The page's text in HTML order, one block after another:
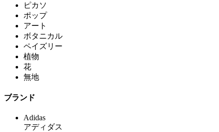
ピカソ
ポップ
アート
ボタニカル
ペイズリー
植物
花
無地
ブランド
Adidas
アディダス